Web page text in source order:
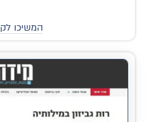
המשיכו